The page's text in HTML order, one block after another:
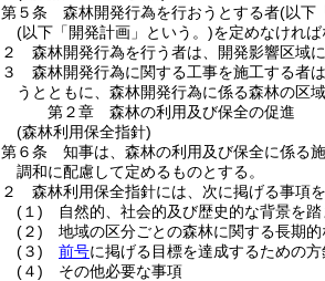
第５条
森林開発行為を行おうとする者(以下
(以下「開発計画」という。)を定めなければ
２
森林開発行為を行う者は、開発影響区域
３
森林開発行為に関する工事を施工する者
うとともに、森林開発行為に係る森林の区
第２章
森林の利用及び保全の促進
(森林利用保全指針)
第６条
知事は、森林の利用及び保全に係る
調和に配慮して定めるものとする。
２
森林利用保全指針には、次に掲げる事項
(１)
自然的、社会的及び歴史的な背景を
(２)
地域の区分ごとの森林に関する長期
(３)
前号に掲げる目標を達成するための
(４)
その他必要な事項